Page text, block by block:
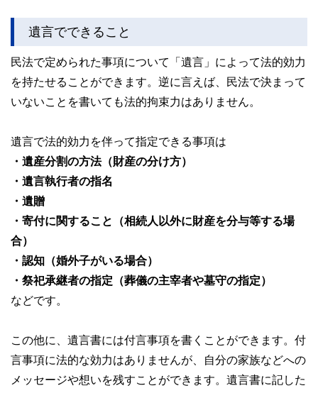
遺言でできること
民法で定められた事項について「遺言」によって法的効力
を持たせることができます。逆に言えば、民法で決まって
いないことを書いても法的拘束力はありません。
遺言で法的効力を伴って指定できる事項は
・遺産分割の方法（財産の分け方）
・遺言執行者の指名
・遺贈
・寄付に関すること（相続人以外に財産を分与等する場
合）
・認知（婚外子がいる場合）
・祭祀承継者の指定（葬儀の主宰者や墓守の指定）
などです。
この他に、遺言書には付言事項を書くことができます。付
言事項に法的な効力はありませんが、自分の家族などへの
メッセージや想いを残すことができます。遺言書に記した